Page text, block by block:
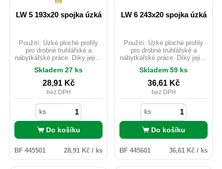
LW 5 193x20 spojka úzká
Použití: Úzké ploché profily
pro drobné truhlářské a
nábytkářské práce. Díky jejich
bokům desek a panelů.
Uchycení: hřebíky pr.4; Vruty
do dřeva pr.4 nebo pr.5;
Šrouby M5; Kotvy do betonu
M5.
Skladem 27 ks
28,91 Kč
bez DPH
ks
Do košíku
BF 445501 28,91 Kč / ks
LW 6 243x20 spojka úzká
Použití: Úzké ploché profily
pro drobné truhlářské a
nábytkářské práce. Díky jejich
bokům desek a panelů.
Uchycení: hřebíky pr.4; Vruty
do dřeva pr.4 nebo pr.5;
Šrouby M5; Kotvy do betonu
M5.
Skladem 59 ks
36,61 Kč
bez DPH
ks
Do košíku
BF 445601 36,61 Kč / ks